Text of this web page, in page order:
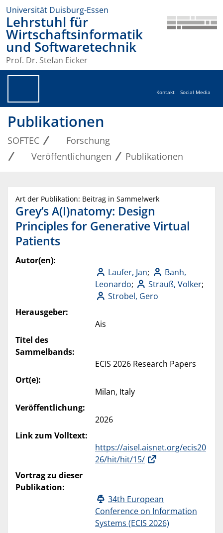
Universität Duisburg-Essen
Lehrstuhl für
Wirtschaftsinformatik
und Softwaretechnik
Prof. Dr. Stefan Eicker
Kontakt Social Media
Publikationen
SOFTEC
Forschung
Veröffentlichungen
Publikationen
Art der Publikation: Beitrag in Sammelwerk
Grey’s A(I)natomy: Design
Principles for Generative Virtual
Patients
Autor(en):
Laufer, Jan;
Banh,
Leonardo; Strauß, Volker;
Strobel, Gero
Herausgeber:
Ais
Titel des
Sammelbands:
ECIS 2026 Research Papers
Ort(e):
Milan, Italy
Veröffentlichung:
2026
Link zum Volltext:
https://aisel.aisnet.org/ecis20
26/hit/hit/15/
Vortrag zu dieser
Publikation:
34th European
Conference on Information
Systems (ECIS 2026)